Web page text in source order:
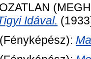
Idával.
(Fényképész):